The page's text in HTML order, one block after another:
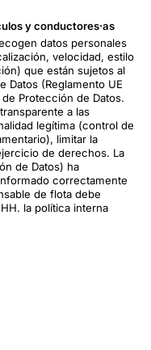
y conductores·as
datos personales
velocidad, estilo
que están sujetos al
Datos (Reglamento UE
Protección de Datos.
a las
legítima (control de
limitar la
de derechos. La
de Datos) ha
correctamente
de flota debe
la política interna